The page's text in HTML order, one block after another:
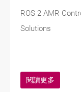
ROS 2 AMR
Solutions
閱讀更多